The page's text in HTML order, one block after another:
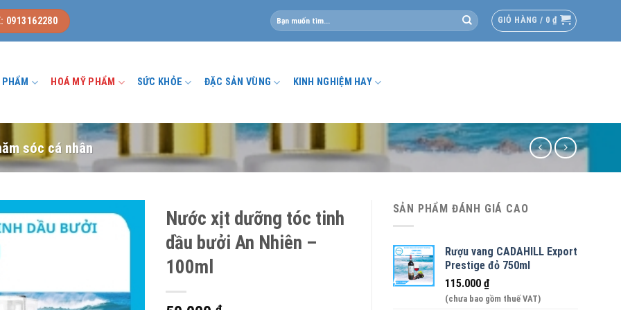
0913162280
Tìm
kiếm:
GIỎ HÀNG / 0 ₫
PHẨM HOÁ MỸ PHẨM SỨC KHỎE ĐẶC SẢN VÙNG KINH NGHIỆM HAY
sóc cá nhân
Nước xịt dưỡng tóc tinh
dầu bưởi An Nhiên –
100ml
SẢN PHẨM ĐÁNH GIÁ CAO
Rượu vang CADAHILL Export
Prestige đỏ 750ml
115.000 ₫
(chưa bao gồm thuế VAT)